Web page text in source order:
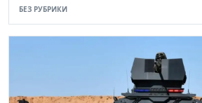
БЕЗ РУБРИКИ